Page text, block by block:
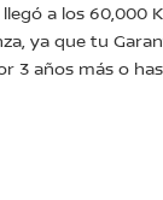
a los 60,000
ya que tu
3 años más o